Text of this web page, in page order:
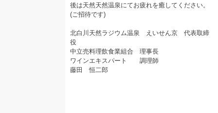
後は天然天然温泉にてお疲れを癒してください。
(ご招待です)
北白川天然ラジウム温泉 えいせん京 代表取締
役
中立売料理飲食業組合 理事長
ワインエキスパート 調理師
藤田 恒二郎